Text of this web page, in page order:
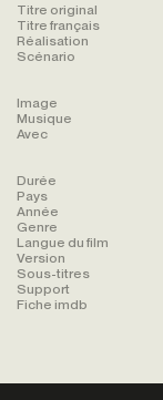
Titre original
Titre français
Réalisation
Scénario
Image
Musique
Avec
Durée
Pays
Année
Genre
Langue du film
Version
Sous-titres
Support
Fiche imdb